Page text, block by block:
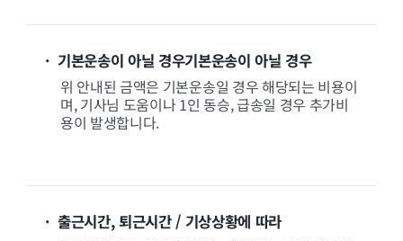
· 기본운송이 아닐 경우기본운송이 아닐 경우
위 안내된 금액은 기본운송일 경우 해당되는 비용이
며, 기사님 도움이나 1인 동승, 급송일 경우 추가비
용이 발생합니다.
· 출근시간, 퇴근시간 / 기상상황에 따라